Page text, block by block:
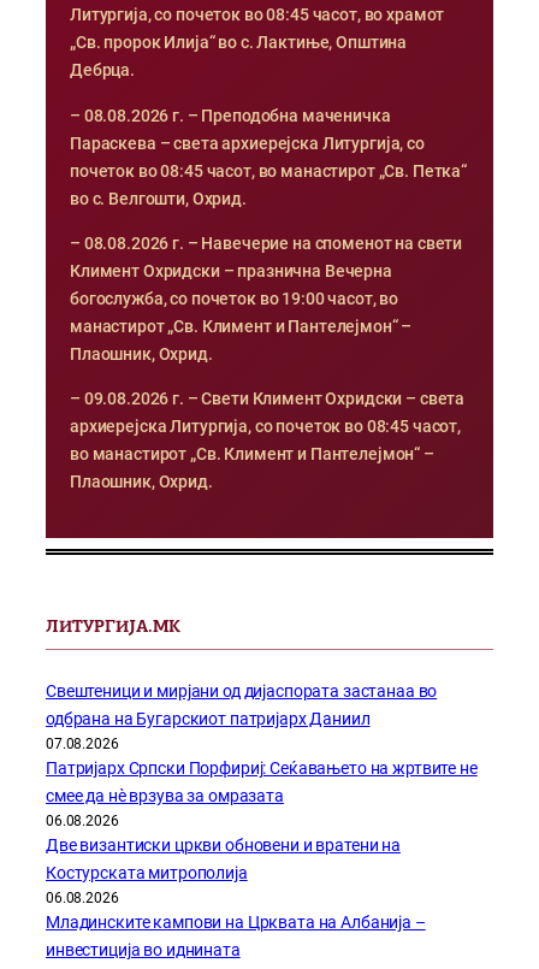
Литургија, со почеток во 08:45 часот, во храмот
„Св. пророк Илија“ во с. Лактиње, Општина
Дебрца.
– 08.08.2026 г. – Преподобна маченичка
Параскева – света архиерејска Литургија, со
почеток во 08:45 часот, во манастирот „Св. Петка“
во с. Велгошти, Охрид.
– 08.08.2026 г. – Навечерие на споменот на свети
Климент Охридски – празнична Вечерна
богослужба, со почеток во 19:00 часот, во
манастирот „Св. Климент и Пантелејмон“ –
Плаошник, Охрид.
– 09.08.2026 г. – Свети Климент Охридски – света
архиерејска Литургија, со почеток во 08:45 часот,
во манастирот „Св. Климент и Пантелејмон“ –
Плаошник, Охрид.
ЛИТУРГИЈА.МК
Свештеници и мирјани од дијаспората застанаа во
одбрана на Бугарскиот патријарх Даниил
07.08.2026
Патријарх Српски Порфириј: Сеќавањето на жртвите не
смее да нѐ врзува за омразата
06.08.2026
Две византиски цркви обновени и вратени на
Костурската митрополија
06.08.2026
Младинските кампови на Црквата на Албанија –
инвестиција во иднината